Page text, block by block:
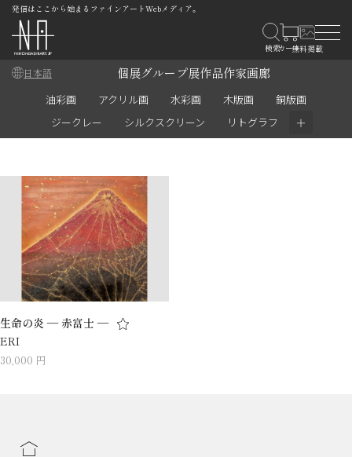
発信はここから始まるファインアートWebメディア。
日本語 個展グループ展作品作家画廊
油彩画 アクリル画 水彩画 木版画
銅版画
ジークレー
シルクスクリーン リトグラフ ＋
生命の炎 ― 赤富士 ―
ERI
30,000 円